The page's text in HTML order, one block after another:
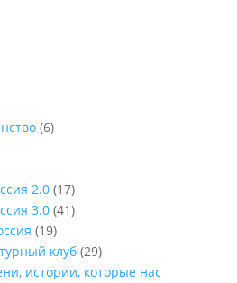
(6)
2.0(17)
3.0(41)
(19)
клуб(29)
истории, которые нас